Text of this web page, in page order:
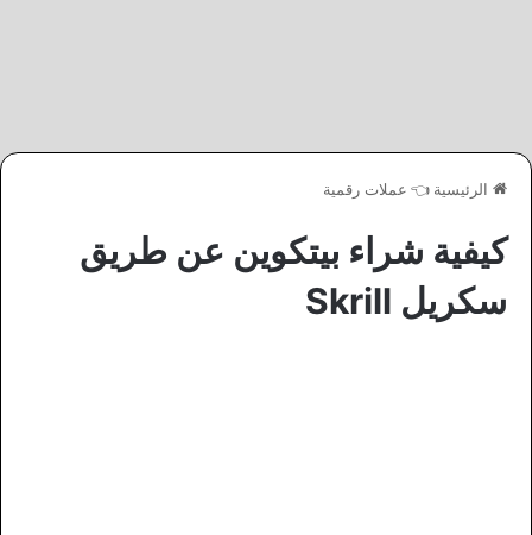
الرئيسية 👈 عملات رقمية
كيفية شراء بيتكوين عن طريق
سكريل Skrill